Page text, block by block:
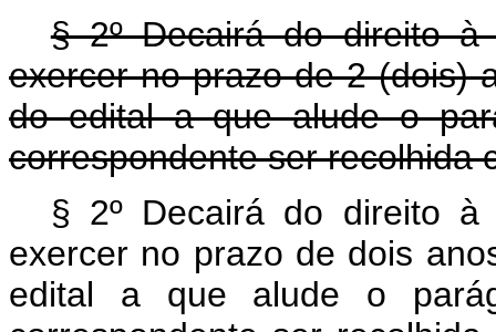
§ 2º Decairá do direito
exercer no prazo de 2 (dois)
do edital a que alude o
correspondente ser recolhida
§ 2º Decairá do direito
exercer no prazo de dois
edital a que alude o